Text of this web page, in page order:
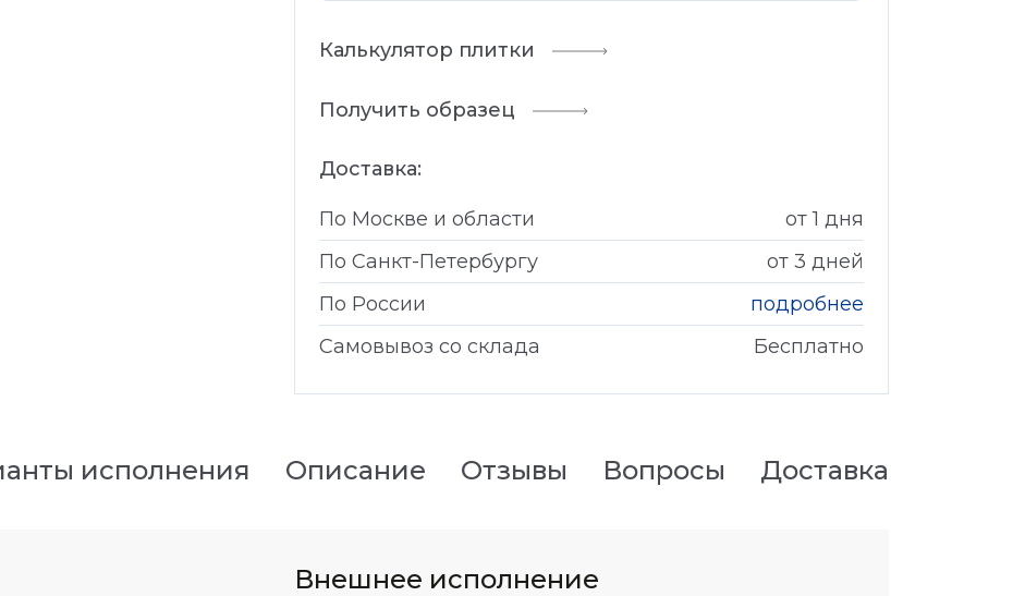
Калькулятор плитки
Получить образец
Доставка:
По Москве и области
от 1 дня
По Санкт-Петербургу
от 3 дней
По России
подробнее
Самовывоз со склада
Бесплатно
исполнения Описание Отзывы Вопросы Доставка
Внешнее исполнение